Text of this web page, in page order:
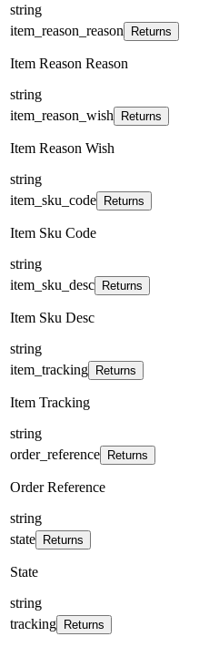
string
item_reason_reason
Returns
Item Reason Reason
string
item_reason_wish
Returns
Item Reason Wish
string
item_sku_code
Returns
Item Sku Code
string
item_sku_desc
Returns
Item Sku Desc
string
item_tracking
Returns
Item Tracking
string
order_reference
Returns
Order Reference
string
state
Returns
State
string
tracking
Returns